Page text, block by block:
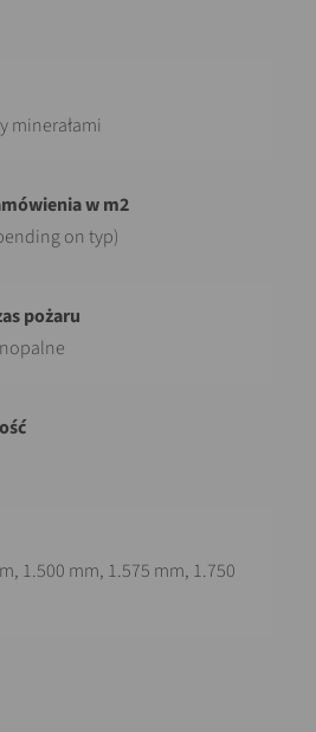
minerałami
on typ)
1.500 mm, 1.575 mm, 1.750